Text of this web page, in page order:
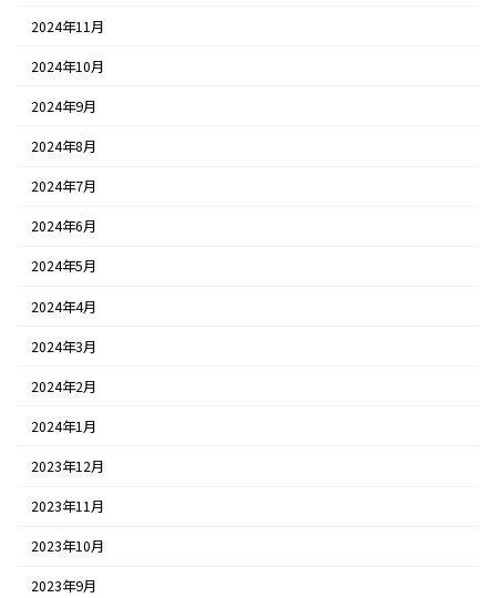
2024年11月
2024年10月
2024年9月
2024年8月
2024年7月
2024年6月
2024年5月
2024年4月
2024年3月
2024年2月
2024年1月
2023年12月
2023年11月
2023年10月
2023年9月